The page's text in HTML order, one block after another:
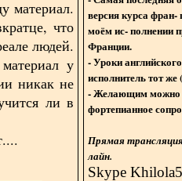
материал.
что
людей.
у
никак не
ли в
версия курса фран-
моём ис- полнении
Франции.
- Уроки
исполнитель тот
- Желающим можно
фортепианное
Прямая
лайн.
Skype Khilola5